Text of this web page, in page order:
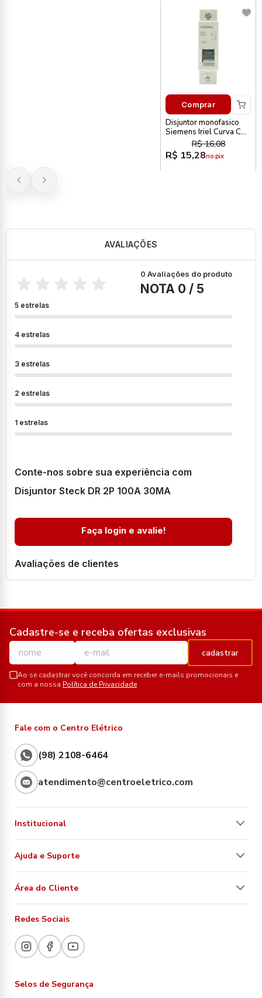
Comprar
Disjuntor monofasico
Siemens Iriel Curva C
R$ 16,08
R$ 15,28no pix
AVALIAÇÕES
0 Avaliações do produto
NOTA 0 / 5
5 estrelas
4 estrelas
3 estrelas
2 estrelas
1 estrelas
Conte-nos sobre sua experiência com
Disjuntor Steck DR 2P 100A 30MA
Faça login e avalie!
Avaliações de clientes
Cadastre-se e receba ofertas exclusivas
cadastrar
Ao se cadastrar você concorda em receber e-mails promocionais e
com a nossa Política de Privacidade
Fale com o Centro Elétrico
(98) 2108-6464
atendimento@centroeletrico.com
Institucional
Ajuda e Suporte
Área do Cliente
Redes Sociais
Selos de Segurança